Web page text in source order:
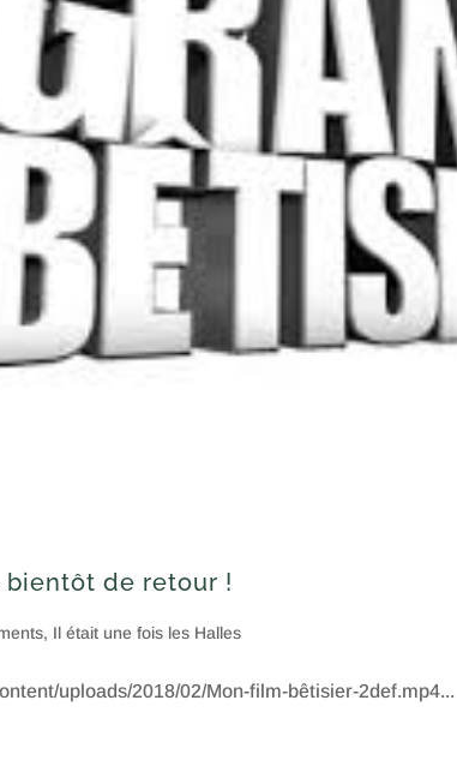
de retour !
, Il était une fois les Halles
uploads/2018/02/Mon-film-bêtisier-2def.mp4...